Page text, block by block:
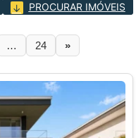
PROCURAR IMÓVEIS
… 24 »